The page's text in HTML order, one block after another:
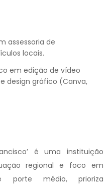
assessoria de
locais.
em edição de vídeo
design gráfico (Canva,
é uma instituição
regional e foco em
porte médio, prioriza